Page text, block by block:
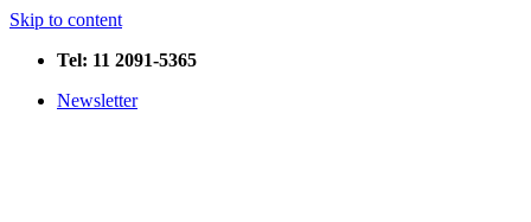
Skip to content
Tel: 11 2091-5365
Newsletter